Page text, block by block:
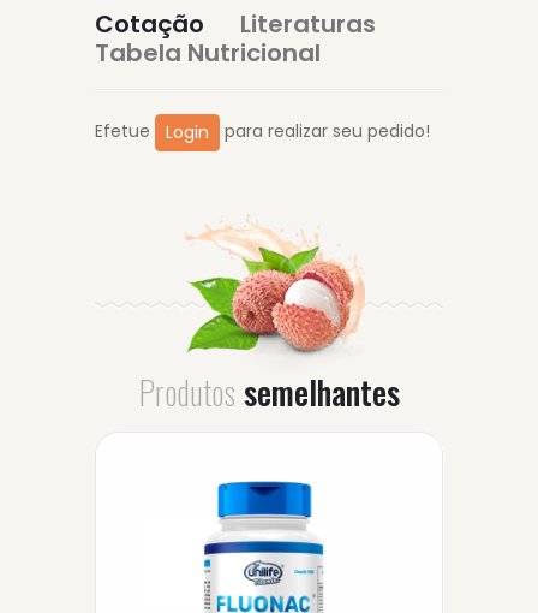
Cotação
Literaturas
Tabela Nutricional
Efetue Login para realizar seu pedido!
Produtos semelhantes